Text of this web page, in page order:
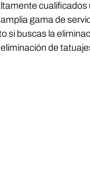
cualificados
gama de
si buscas la
eliminación de